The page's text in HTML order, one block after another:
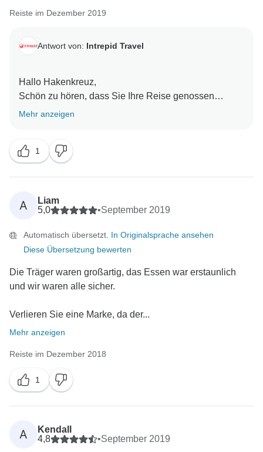
Reiste im Dezember 2019
Antwort von: Intrepid Travel
Hallo Hakenkreuz,
Schön zu hören, dass Sie Ihre Reise genossen
Mehr anzeigen
1
A
Liam
5,0
•September 2019
Automatisch übersetzt. In Originalsprache ansehen
Diese Übersetzung bewerten
Die Träger waren großartig, das Essen war erstaunlich
und wir waren alle sicher.
Verlieren Sie eine Marke, da der...
Mehr anzeigen
Reiste im Dezember 2018
1
A
Kendall
4,8
•September 2019